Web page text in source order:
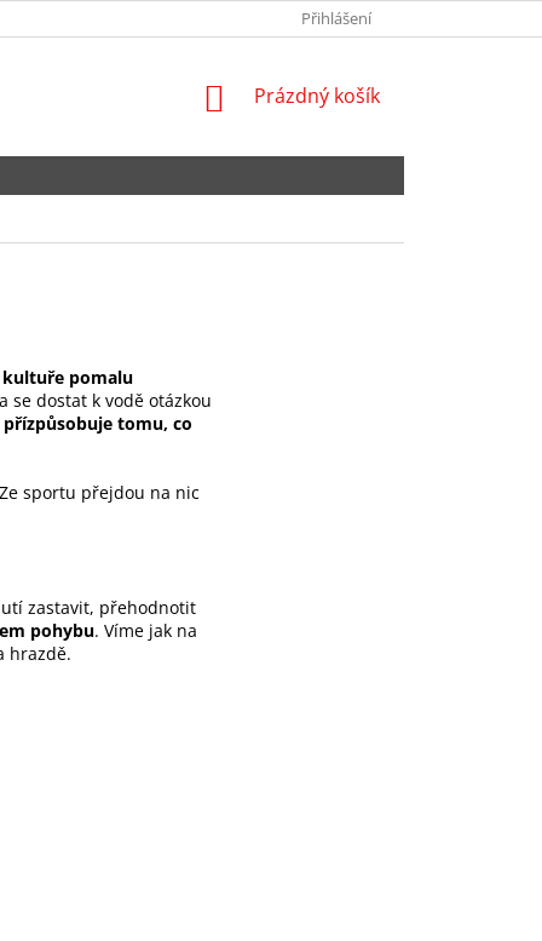
SPOLUPRACUJTE S NÁMI
Přihlášení
NÁKUPNÍ
Prázdný košík
kultuře pomalu
se dostat k vodě otázkou
tomu, co
sportu přejdou na nic
zastavit, přehodnotit
pohybu. Víme jak na
hrazdě.